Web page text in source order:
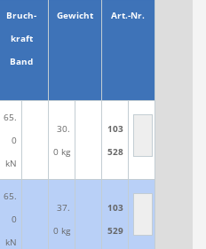
Bruch-
kraft
Band
Gewicht Art.-Nr.
65.
0
kN
30.
0 kg
103
528
65.
0
kN
37.
0 kg
103
529